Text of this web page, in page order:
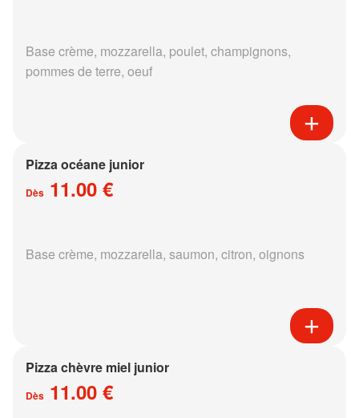
Base crème, mozzarella, poulet, champignons,
pommes de terre, oeuf
Pizza océane junior
Dès 11.00 €
Base crème, mozzarella, saumon, citron, oignons
Pizza chèvre miel junior
Dès 11.00 €